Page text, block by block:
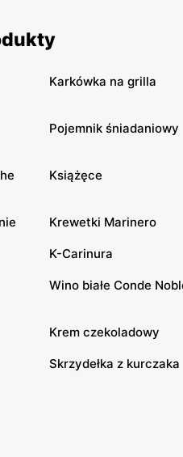
Karkówka na grilla
Pojemnik śniadaniowy
Książęce
Krewetki Marinero
K-Carinura
Wino białe Conde
Krem czekoladowy
Skrzydełka z kurczaka